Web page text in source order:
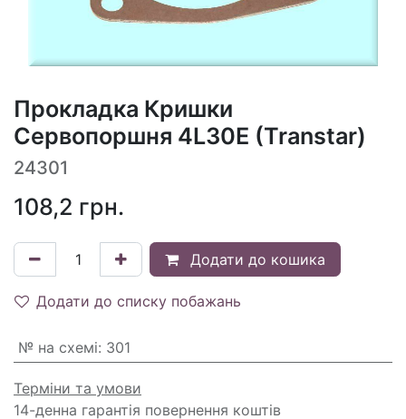
Прокладка Кришки
Сервопоршня 4L30E (Transtar)
24301
108,2 грн.
Додати до кошика
Додати до списку побажань
№ на схемі: 301
Терміни та умови
14-денна гарантія повернення коштів